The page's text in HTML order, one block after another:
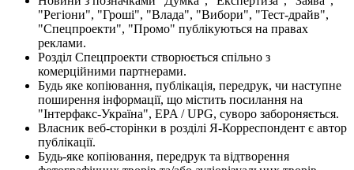
"Регіони", "Гроші", "Влада", "Вибори", "Тест-драйв",
"Спецпроекти", "Промо" публікуються на правах
реклами.
Розділ Спецпроекти створюється спільно з
комерційними партнерами.
Будь яке копіювання, публікація, передрук, чи наступне
поширення інформації, що містить посилання на
"Інтерфакс-Україна", EPA / UPG, суворо забороняється.
Власник веб-сторінки в розділі Я-Корреспондент є автор
публікації.
Будь-яке копіювання, передрук та відтворення